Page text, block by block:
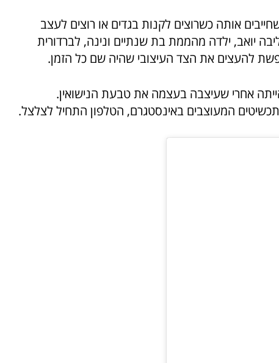
אותה כשרוצים לקנות בגדים או רוצים לעצב
יואב, ילדה מהממת בת שנתיים ונינה, לברדורית
להעצים את הצד העיצובי שהיה שם כל הזמן.
אחרי שעיצבה בעצמה את טבעת הנישואין.
המעוצבים באינסטגרם, הטלפון התחיל לצלצל.